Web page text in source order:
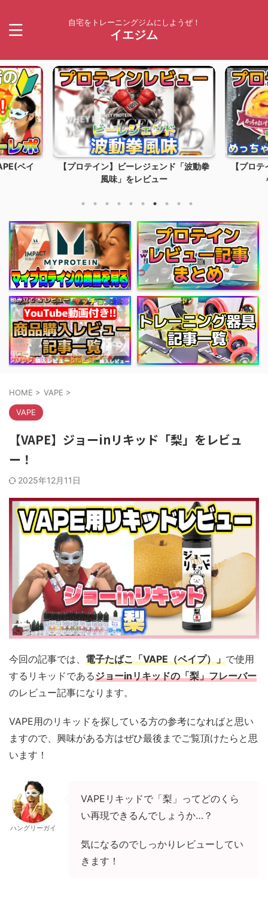
自宅をトレーニングジムにしようぜ！
イエジム
波動拳
【プロテイン】ビーレジェンド「めっち
ゃおいすぃ～とポテ...
【
HOME > VAPE >
VAPE
【VAPE】ジョーinリキッド「梨」をレビュ
ー！
2025年12月11日
今回の記事では、 電子たばこ「VAPE（ベイプ）」で使用
するリキッドであるジョーinリキッドの「梨」フレーバー
のレビュー記事になります。
VAPE用のリキッドを探している方の参考になればと思い
ますので、興味がある方はぜひ最後までご覧頂けたらと思
います！
ハングリーガイ
VAPEリキッドで「梨」ってどのくら
い再現できるんでしょうか…？
気になるのでしっかりレビューしてい
きます！